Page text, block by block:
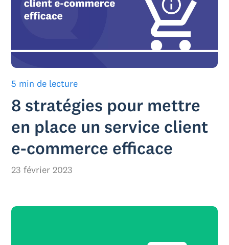
5 min de lecture
8 stratégies pour mettre
en place un service client
e-commerce efficace
23 février 2023